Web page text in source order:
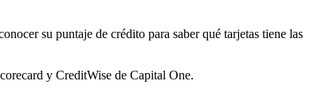
su puntaje de crédito para saber qué tarjetas tiene las
y CreditWise de Capital One.